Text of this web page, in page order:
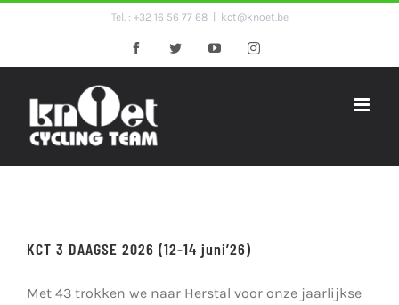
Tel. : +32 16 56 77 68 kct@knoet.be
FacebookTwitter YouTubeInstagram
KCT 3 DAAGSE 2026 (12-14 juni’26)
Met 43 trokken we naar Herstal voor onze jaarlijkse